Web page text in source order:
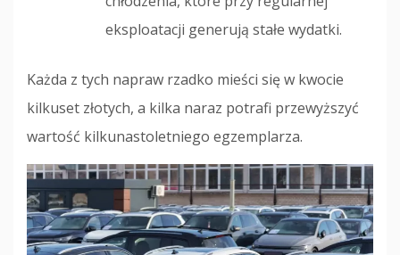
eksploatacji generują stałe wydatki.
Każda z tych napraw rzadko mieści się w kwocie
kilkuset złotych, a kilka naraz potrafi przewyższyć
wartość kilkunastoletniego egzemplarza.